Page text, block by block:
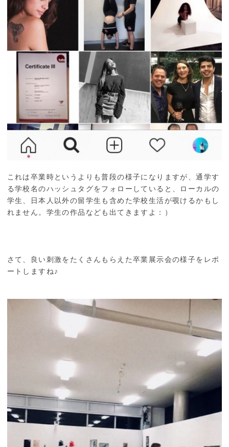
これは卒業時というよりも普段の様子になりますが、通学す
る学校名のハッシュタグをフォローしていると、ローカルの
学生、日本人以外の留学生も含めた学校生活が覗けるかもし
れません。学生の作品なども出てきますよ：）
さて、良い刺激をたくさんもらえた卒業展示会の様子をレポ
ートしますね♪